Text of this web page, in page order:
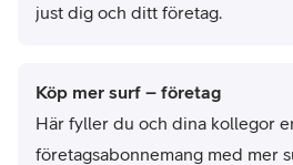
just dig och ditt företag.
Köp mer surf – företag
Här fyller du och dina kollegor
företagsabonnemang med mer